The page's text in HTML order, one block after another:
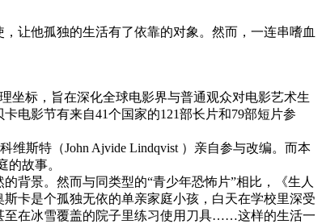
让他孤独的生活有了依靠的对象。然而，一连串嗜血
坐标，旨在深化全球电影界与普通观众对电影艺术生
电影节有来自41个国家的121部长片和79部短片参
斯特（John Ajvide Lindqvist ）亲自参与改编。而本
的故事。
景。然而与同类型的“青少年恐怖片”相比，《生人
卡是个孤独无依的单亲家庭小孩，白天在学校里深受
至在冰雪覆盖的院子里练习使用刀具……这样的生活一